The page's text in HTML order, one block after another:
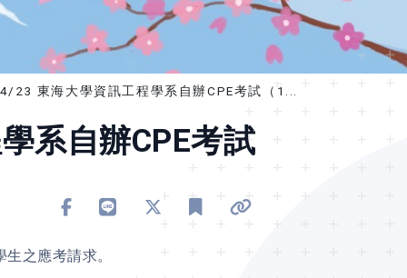
23 東海大學資訊工程學系自辦CPE考試（1...
系自辦CPE考試
之應考請求。